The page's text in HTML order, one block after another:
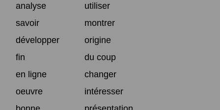
analyse
utiliser
savoir
montrer
développer
origine
fin
du coup
en ligne
changer
oeuvre
intéresser